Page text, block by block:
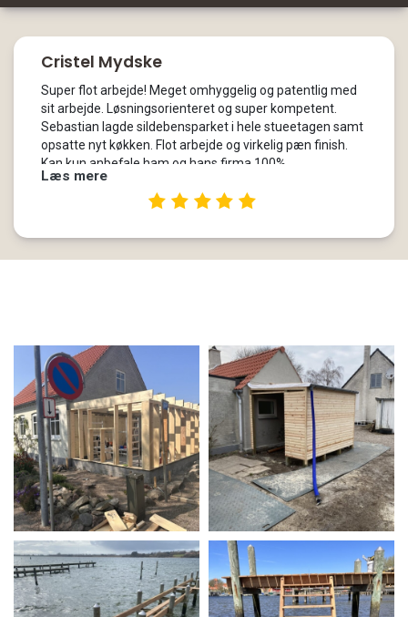
Cristel Mydske
Super flot arbejde! Meget omhyggelig og patentlig med
sit arbejde. Løsningsorienteret og super kompetent.
Sebastian lagde sildebensparket i hele stueetagen samt
opsatte nyt køkken. Flot arbejde og virkelig pæn finish.
Kan kun anbefale ham og hans firma 100%
Læs mere